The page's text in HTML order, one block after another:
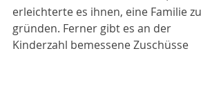
erleichterte es ihnen, eine Familie zu
gründen. Ferner gibt es an der
Kinderzahl bemessene Zuschüsse